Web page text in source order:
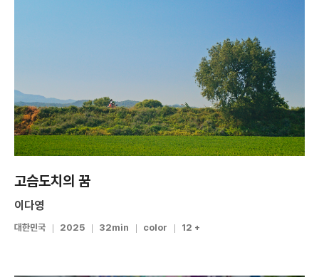
고슴도치의 꿈
이다영
대한민국 2025 32min color 12 +